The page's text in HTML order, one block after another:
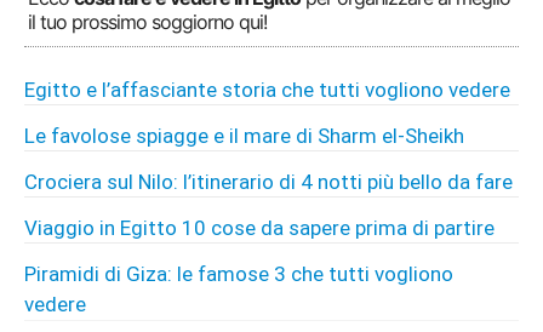
il tuo prossimo soggiorno qui!
Egitto e l’affasciante storia che tutti vogliono vedere
Le favolose spiagge e il mare di Sharm el-Sheikh
Crociera sul Nilo: l’itinerario di 4 notti più bello da fare
Viaggio in Egitto 10 cose da sapere prima di partire
Piramidi di Giza: le famose 3 che tutti vogliono
vedere